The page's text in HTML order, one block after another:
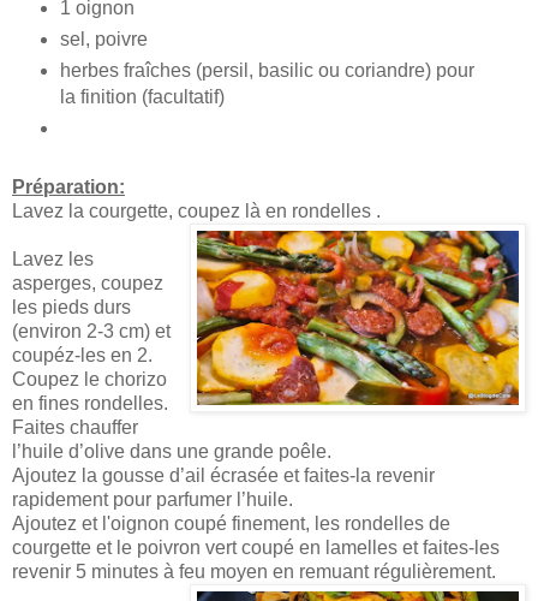
1 oignon
sel, poivre
herbes fraîches (persil, basilic ou coriandre) pour
la finition (facultatif)
Préparation:
Lavez la courgette, coupez là en rondelles .
Lavez les
asperges, coupez
les pieds durs
(environ 2-3 cm) et
coupéz-les en 2.
Coupez le chorizo
en fines rondelles.
Faites chauffer
l’huile d’olive dans une grande poêle.
Ajoutez la gousse d’ail écrasée et faites-la revenir
rapidement pour parfumer l’huile.
Ajoutez et l'oignon coupé finement, les rondelles de
courgette et le poivron vert coupé en lamelles et faites-les
revenir 5 minutes à feu moyen en remuant régulièrement.